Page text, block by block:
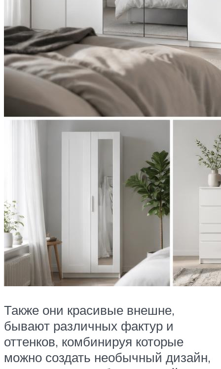
Также они красивые внешне,
бывают различных фактур и
оттенков, комбинируя которые
можно создать необычный дизайн,